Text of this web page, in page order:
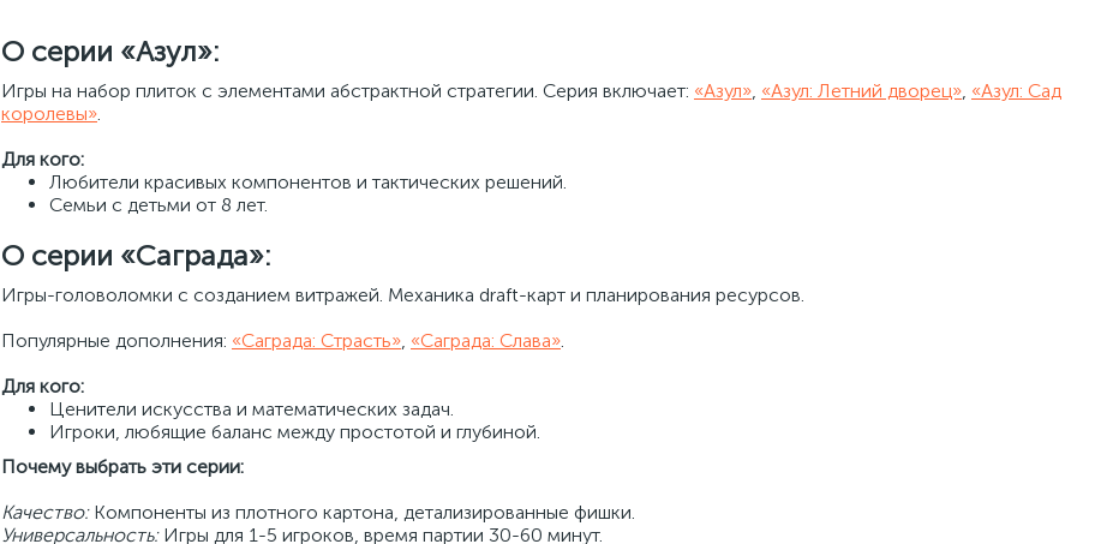
О серии «Азул»:
Игры на набор плиток с элементами абстрактной стратегии. Серия включает: «Азул», «Азул: Летний дворец», «Азул: Сад
королевы».
Для кого:
Любители красивых компонентов и тактических решений.
Семьи с детьми от 8 лет.
О серии «Саграда»:
Игры-головоломки с созданием витражей. Механика draft-карт и планирования ресурсов.
Популярные дополнения: «Саграда: Страсть», «Саграда: Слава».
Для кого:
Ценители искусства и математических задач.
Игроки, любящие баланс между простотой и глубиной.
Почему выбрать эти серии:
Качество:Компоненты из плотного картона, детализированные фишки.
Универсальность: Игры для 1-5 игроков, время партии 30-60 минут.